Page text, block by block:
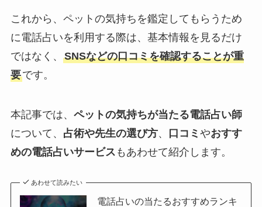
これから、ペットの気持ちを鑑定してもらうため
に電話占いを利用する際は、基本情報を見るだけ
ではなく、 SNSなどの口コミを確認することが重
要です。
本記事では、 ペットの気持ちが当たる電話占い師
について、 占術や先生の選び方、 口コミ やおすす
めの電話占いサービス もあわせて紹介します。
あわせて読みたい
電話占いの当たるおすすめランキ